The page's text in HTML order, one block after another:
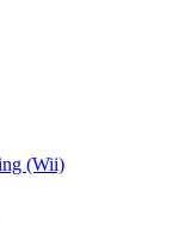
(Wii)